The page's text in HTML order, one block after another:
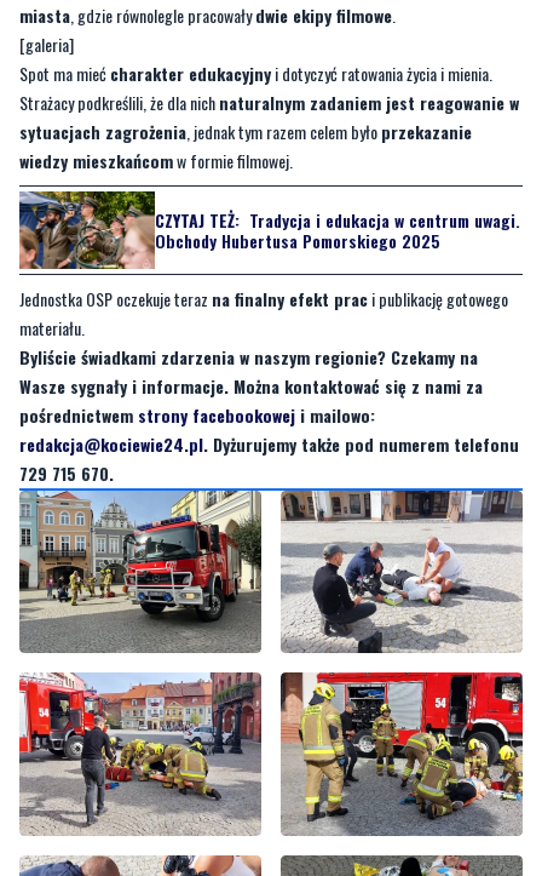
Strażacy podkreślili, że dla nichnaturalnym zadaniem jest reagowanie w
sytuacjach zagrożenia
wiedzy mieszkańcomw formie filmowej.
CZYTAJ TEŻ:Tradycja i edukacja w centrum uwagi.
Obchody Hubertusa Pomorskiego 2025
Jednostka OSP oczekuje terazna finalny efekt prac
i publikację gotowego
materiału.
Byliście świadkami zdarzenia w naszym regionie? Czekamy na
Wasze sygnały i informacje. Można kontaktować się z nami za
pośrednictwem
redakcja@kociewie24.pl. Dyżurujemy także pod numerem telefonu
729 715 670.